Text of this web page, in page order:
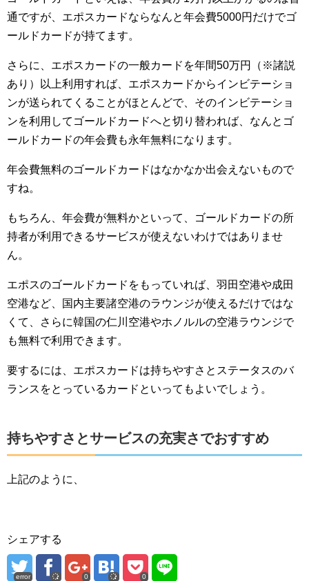
通ですが、エポスカードならなんと年会費5000円だけでゴ
ールドカードが持てます。
さらに、エポスカードの一般カードを年間50万円（※諸説
あり）以上利用すれば、エポスカードからインビテーショ
ンが送られてくることがほとんどで、そのインビテーショ
ンを利用してゴールドカードへと切り替われば、なんとゴ
ールドカードの年会費も永年無料になります。
年会費無料のゴールドカードはなかなか出会えないもので
すね。
もちろん、年会費が無料かといって、ゴールドカードの所
持者が利用できるサービスが使えないわけではありませ
ん。
エポスのゴールドカードをもっていれば、羽田空港や成田
空港など、国内主要諸空港のラウンジが使えるだけではな
くて、さらに韓国の仁川空港やホノルルの空港ラウンジで
も無料で利用できます。
要するには、エポスカードは持ちやすさとステータスのバ
ランスをとっているカードといってもよいでしょう。
持ちやすさとサービスの充実さでおすすめ
上記のように、
シェアする
error 0 0